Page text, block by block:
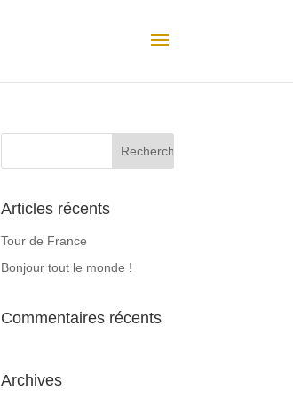
Articles récents
Tour de France
Bonjour tout le monde !
Commentaires récents
Archives